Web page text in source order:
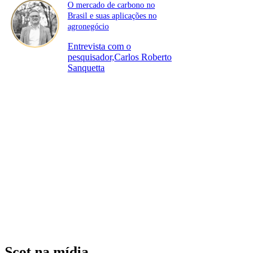
O mercado de carbono no
Brasil e suas aplicações no
agronegócio
Entrevista com o
pesquisador,Carlos Roberto
Sanquetta